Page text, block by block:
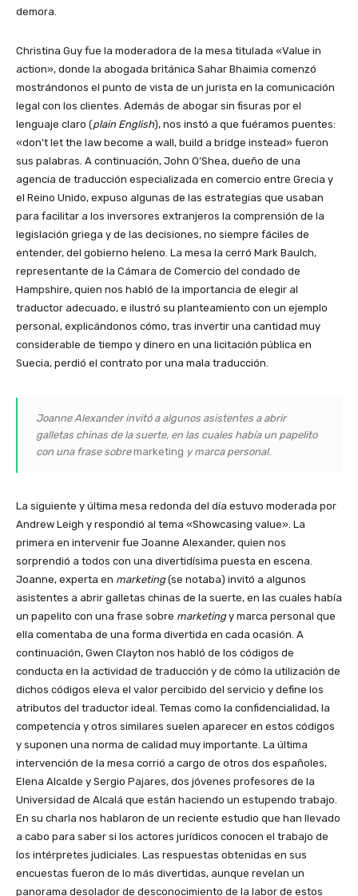
demora.
Christina Guy fue la moderadora de la mesa titulada «Value in
action», donde la abogada británica Sahar Bhaimia comenzó
mostrándonos el punto de vista de un jurista en la comunicación
legal con los clientes. Además de abogar sin fisuras por el
lenguaje claro (plain English), nos instó a que fuéramos puentes:
«don’t let the law become a wall, build a bridge instead» fueron
sus palabras. A continuación, John O’Shea, dueño de una
agencia de traducción especializada en comercio entre Grecia y
el Reino Unido, expuso algunas de las estrategias que usaban
para facilitar a los inversores extranjeros la comprensión de la
legislación griega y de las decisiones, no siempre fáciles de
entender, del gobierno heleno. La mesa la cerró Mark Baulch,
representante de la Cámara de Comercio del condado de
Hampshire, quien nos habló de la importancia de elegir al
traductor adecuado, e ilustró su planteamiento con un ejemplo
personal, explicándonos cómo, tras invertir una cantidad muy
considerable de tiempo y dinero en una licitación pública en
Suecia, perdió el contrato por una mala traducción.
Joanne Alexander invitó a algunos asistentes a abrir
galletas chinas de la suerte, en las cuales había un papelito
con una frase sobremarketing y marca personal.
La siguiente y última mesa redonda del día estuvo moderada por
Andrew Leigh y respondió al tema «Showcasing value». La
primera en intervenir fue Joanne Alexander, quien nos
sorprendió a todos con una divertidísima puesta en escena.
Joanne, experta en marketing(se notaba) invitó a algunos
asistentes a abrir galletas chinas de la suerte, en las cuales había
un papelito con una frase sobre marketingy marca personal que
ella comentaba de una forma divertida en cada ocasión. A
continuación, Gwen Clayton nos habló de los códigos de
conducta en la actividad de traducción y de cómo la utilización de
dichos códigos eleva el valor percibido del servicio y define los
atributos del traductor ideal. Temas como la confidencialidad, la
competencia y otros similares suelen aparecer en estos códigos
y suponen una norma de calidad muy importante. La última
intervención de la mesa corrió a cargo de otros dos españoles,
Elena Alcalde y Sergio Pajares, dos jóvenes profesores de la
Universidad de Alcalá que están haciendo un estupendo trabajo.
En su charla nos hablaron de un reciente estudio que han llevado
a cabo para saber si los actores jurídicos conocen el trabajo de
los intérpretes judiciales. Las respuestas obtenidas en sus
encuestas fueron de lo más divertidas, aunque revelan un
panorama desolador de desconocimiento de la labor de estos